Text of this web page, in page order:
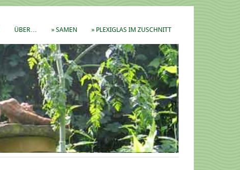
ÜBER… » SAMEN » PLEXIGLAS IM ZUSCHNITT